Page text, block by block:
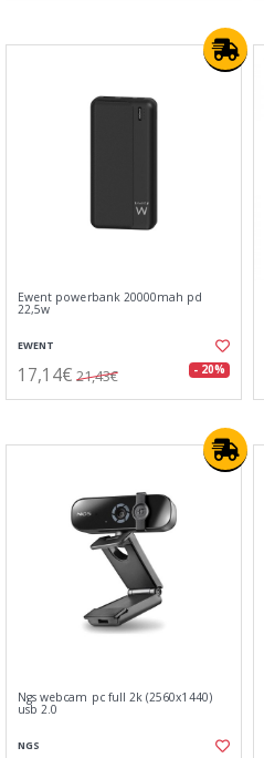
Ewent powerbank 20000mah pd
22,5w
EWENT
17,14€ 21,43€ - 20%
Ngs webcam pc full 2k (2560x1440)
usb 2.0
NGS